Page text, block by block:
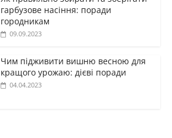
гарбузове насіння: поради
городникам
09.09.2023
Чим підживити вишню весною для
кращого урожаю: дієві поради
04.04.2023